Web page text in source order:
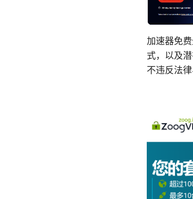
加速器免
式，以及
不违反法